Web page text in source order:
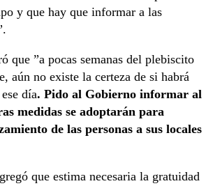
y que hay que informar a las
que ”a pocas semanas del plebiscito
aún no existe la certeza de si habrá
día. Pido al Gobierno informar al
medidas se adoptarán para
de las personas a sus locales
que estima necesaria la gratuidad